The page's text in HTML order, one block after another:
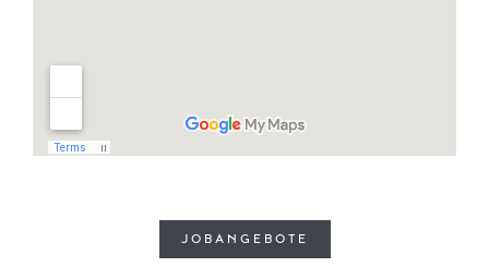
JOBANGEBOTE